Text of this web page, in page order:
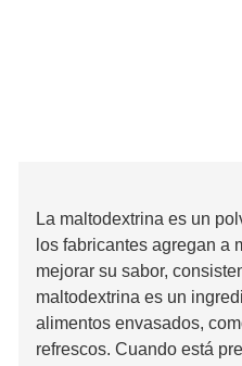
La maltodextrina es un
los fabricantes agregan a
mejorar su sabor,
maltodextrina es un
alimentos envasados,
refrescos. Cuando está